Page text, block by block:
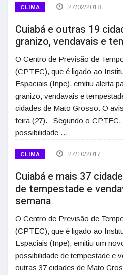
CLIMA 27/02/2018
Cuiabá e outras 19
granizo, vendavais e
O Centro de Previsão de
(CPTEC), que é ligado ao
Espaciais (Inpe), emitiu alerta
granizo, vendavais e
cidades de Mato Grosso. O
feira (27). Segundo o CPTEC,
possibilidade …
CLIMA 27/10/2017
Cuiabá e mais 37
de tempestade e
semana
O Centro de Previsão de
(CPTEC), que é ligado ao
Espaciais (Inpe), emitiu um
possibilidade de tempestade e
outras 37 cidades de Mato